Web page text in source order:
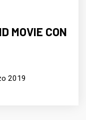
MOVIE CON
2019